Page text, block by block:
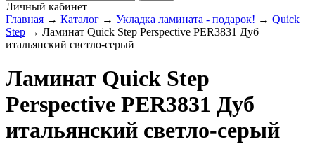
Личный кабинет
Главная → Каталог → Укладка ламината - подарок! → Quick
Step → Ламинат Quick Step Perspective PER3831 Дуб
итальянский светло-серый
Ламинат Quick Step
Perspective PER3831 Дуб
итальянский светло-серый